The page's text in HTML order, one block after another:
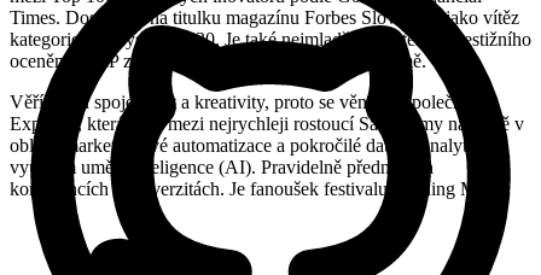
Times. Dostal se i na titulku magazínu Forbes Slovensko jako vítěz
kategorie Byznys 30pod30. Je také nejmladším držitelem prestižního
ocenění FILIP za výjimečný přínos slovenské reklamě.
Věří v sílu spojení dat a kreativity, proto se věnuje i společnosti
Exponea, která patří mezi nejrychleji rostoucí SaaS firmy na světě v
oblasti marketingové automatizace a pokročilé datové analytiky s
využitím umělé inteligence (AI). Pravidelně přednáší na
konferencích a univerzitách. Je fanoušek festivalu Burning Man.